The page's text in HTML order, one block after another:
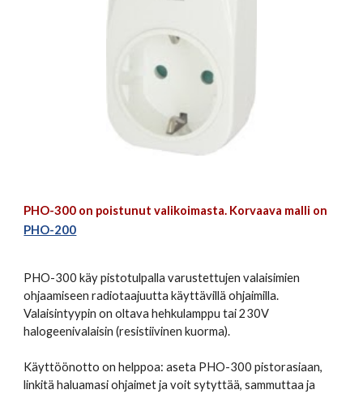
PHO-300 on poistunut valikoimasta. Korvaava malli on
PHO-200
PHO-300 käy pistotulpalla varustettujen valaisimien
ohjaamiseen radiotaajuutta käyttävillä ohjaimilla.
Valaisintyypin on oltava hehkulamppu tai 230V
halogeenivalaisin (resistiivinen kuorma).
Käyttöönotto on helppoa: aseta PHO-300 pistorasiaan,
linkitä haluamasi ohjaimet ja voit sytyttää, sammuttaa ja